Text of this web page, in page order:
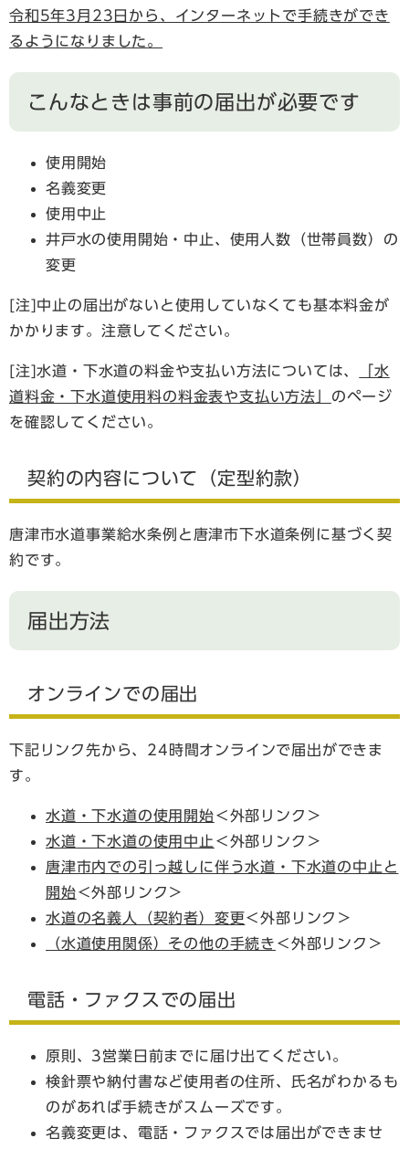
令和5年3月23日から、インターネットで手続きができ
るようになりました。
こんなときは事前の届出が必要です
使用開始
名義変更
使用中止
井戸水の使用開始・中止、使用人数（世帯員数）の
変更
[注]中止の届出がないと使用していなくても基本料金が
かかります。注意してください。
[注]水道・下水道の料金や支払い方法については、
「水
道料金・下水道使用料の料金表や支払い方法」 のページ
を確認してください。
契約の内容について（定型約款）
唐津市水道事業給水条例と唐津市下水道条例に基づく契
約です。
届出方法
オンラインでの届出
下記リンク先から、24時間オンラインで届出ができま
す。
水道・下水道の使用開始＜外部リンク＞
水道・下水道の使用中止 ＜外部リンク＞
唐津市内での引っ越しに伴う水道・下水道の中止と
開始＜外部リンク＞
水道の名義人（契約者）変更＜外部リンク＞
（水道使用関係）その他の手続き ＜外部リンク＞
電話・ファクスでの届出
原則、3営業日前までに届け出てください。
検針票や納付書など使用者の住所、氏名がわかるも
のがあれば手続きがスムーズです。
名義変更は、電話・ファクスでは届出ができませ